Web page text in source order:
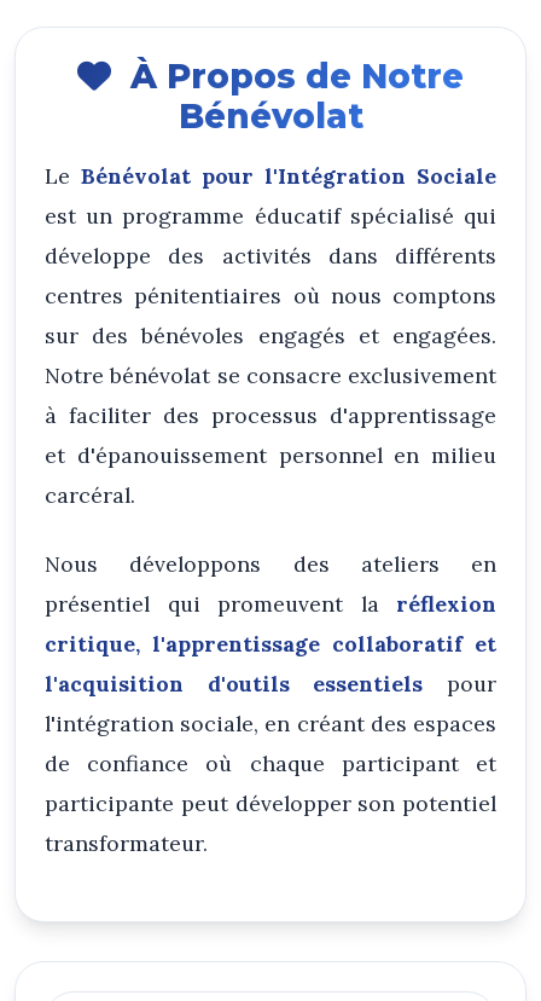
À Propos de Notre
Bénévolat
Le Bénévolat pour l'Intégration Sociale
est un programme éducatif spécialisé qui
développe des activités dans différents
centres pénitentiaires où nous comptons
sur des bénévoles engagés et engagées.
Notre bénévolat se consacre exclusivement
à faciliter des processus d'apprentissage
et d'épanouissement personnel en milieu
carcéral.
Nous développons des ateliers en
présentiel qui promeuvent la réflexion
critique, l'apprentissage collaboratif et
l'acquisition d'outils essentiels pour
l'intégration sociale, en créant des espaces
de confiance où chaque participant et
participante peut développer son potentiel
transformateur.